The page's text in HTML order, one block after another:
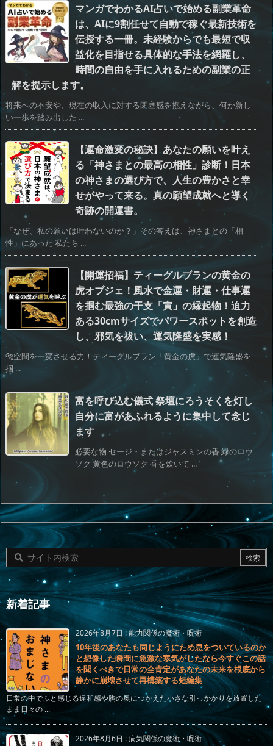
マンガでわかるAI占いで始める副業革命
は、AIに9割任せて自動で稼ぐ最新技術を
伝授する一冊。未経験からでも最短で収
益化を目指せる具体的な手法を網羅し、
時間の自由を手に入れるための副業の正
解を提示します。
将来への不安や、現在の収入に対する閉塞感を抱えながら、何か新し
い一歩を踏み出した ...
【運命激変の秘訣】あなたの願いを叶え
る「神さまとの最高の相性」診断！日本
の神さまの選び方で、人生の豊かさと幸
せがやって来る。真の願望成就へと導く
奇跡の開運書。
「なぜ、私の願いは叶わないのか？」その答えは、神さまとの「相
性」にあった 私たち ...
【開運招福】ティーグルブランの黄金の
虎オブジェ！風水で金運・財運・仕事運
を掴む最強の干支「寅」の縁起物！迫力
ある30cmサイズでパワースポットを創造
し、邪気を祓い、運気隆盛を実感！
🐅空間を一変させる力！ティーグルブラン「黄金の虎」で運気隆盛を
掴 ...
富を呼び込む儀式 祭壇にろうそくを灯し
自分に富があふれるように集中して念じ
ます
必要な物 セージ・またはジャスミンの香 緑のロウ
ソク 黄色のロウソク 香を炊いて ...
新着記事
2026年8月7日 :能力関係の魔術・呪術
10年後のあなたも同じようにため息をついているのか
と想像した瞬間に急激な寒気がしたなら今すぐこの話
を聞くべきで日常の全肯定があなたの未来を根底から
静かに崩壊させて再構築する短編集
日常の中でふと感じる違和感や胸の奥につかえた小さな引っかかりを放置した
まま日々の ...
2026年8月6日 :病気関係の魔術・呪術